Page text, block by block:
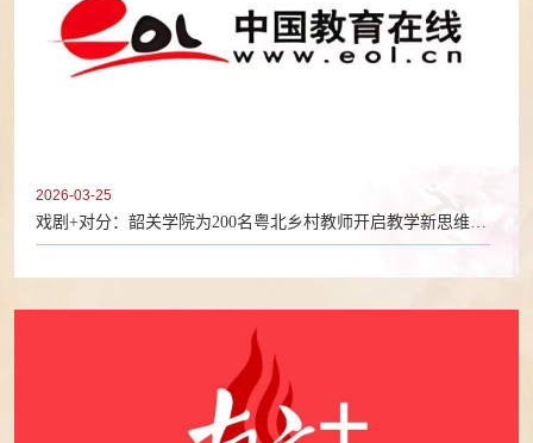
2026-03-25
戏剧+对分：韶关学院为200名粤北乡村教师开启教学新思维